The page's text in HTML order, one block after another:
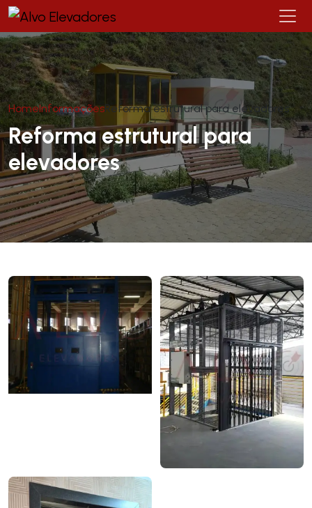
HomeInformaçõesReforma estrutural para elevadores
Reforma estrutural para
elevadores